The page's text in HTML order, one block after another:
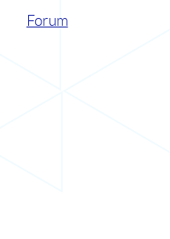
Forum